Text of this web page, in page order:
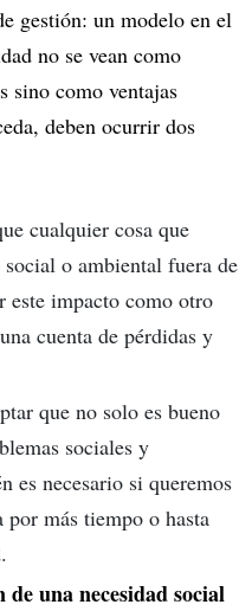
gestión: un modelo en el
no se vean como
sino como ventajas
deben ocurrir dos
cualquier cosa que
o ambiental fuera de
este impacto como otro
cuenta de pérdidas y
que no solo es bueno
sociales y
es necesario si queremos
por más tiempo o hasta
de una necesidad social